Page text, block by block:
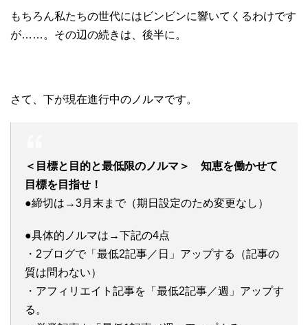
もちろん私たちの世代にはビンビンに響いてくるわけです
が……。その辺の続きは、後半に。
さて、下が現在進行中のノルマです。
＜目標と目的と最低限のノルマ＞ 知恵を働かせて
目標を目指せ！
●締切は→3月末まで（期日設定のため変更なし）
●具体的ノルマは→下記の4点
・2ブログで「最低2記事／日」アップする（記事の
質は問わない）
・アフィリエイト記事を「最低2記事／週」アップす
る。